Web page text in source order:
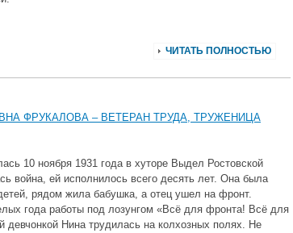
ЧИТАТЬ ПОЛНОСТЬЮ
ФРУКАЛОВА – ВЕТЕРАН ТРУДА, ТРУЖЕНИЦА
10 ноября 1931 года в хуторе Выдел Ростовской
война, ей исполнилось всего десять лет. Она была
рядом жила бабушка, а отец ушел на фронт.
года работы под лозунгом «Всё для фронта! Всё для
Нина трудилась на колхозных полях. Не